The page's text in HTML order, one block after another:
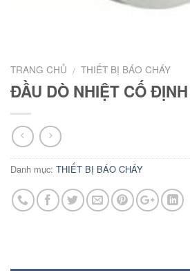
TRANG CHỦ / THIẾT BỊ BÁO CHÁY
ĐẦU DÒ NHIỆT CỐ
Danh mục: THIẾT BỊ BÁO CHÁY